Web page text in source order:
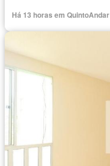
Há 13 horas em QuintoAndar